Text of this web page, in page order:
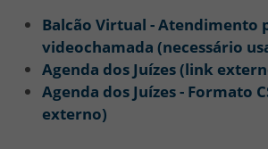
Balcão Virtual - Atendimento
videochamada (necessário
Agenda dos Juízes (link
Agenda dos Juízes - Formato
externo)